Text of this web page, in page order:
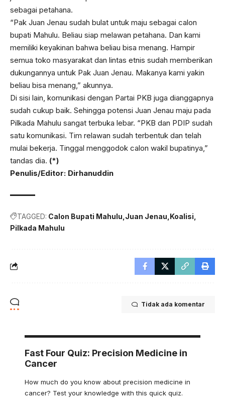
sebagai petahana.
“Pak Juan Jenau sudah bulat untuk maju sebagai calon
bupati Mahulu. Beliau siap melawan petahana. Dan kami
memiliki keyakinan bahwa beliau bisa menang. Hampir
semua toko masyarakat dan lintas etnis sudah memberikan
dukungannya untuk Pak Juan Jenau. Makanya kami yakin
beliau bisa menang,” akunnya.
Di sisi lain, komunikasi dengan Partai PKB juga dianggapnya
sudah cukup baik. Sehingga potensi Juan Jenau maju pada
Pilkada Mahulu sangat terbuka lebar. “PKB dan PDIP sudah
satu komunikasi. Tim relawan sudah terbentuk dan telah
mulai bekerja. Tinggal menggodok calon wakil bupatinya,”
tandas dia. (*)
Penulis/Editor: Dirhanuddin
TAGGED: Calon Bupati Mahulu Juan Jenau Koalisi
Pilkada Mahulu
Tidak ada komentar
Fast Four Quiz: Precision Medicine in
Cancer
How much do you know about precision medicine in
cancer? Test your knowledge with this quick quiz.